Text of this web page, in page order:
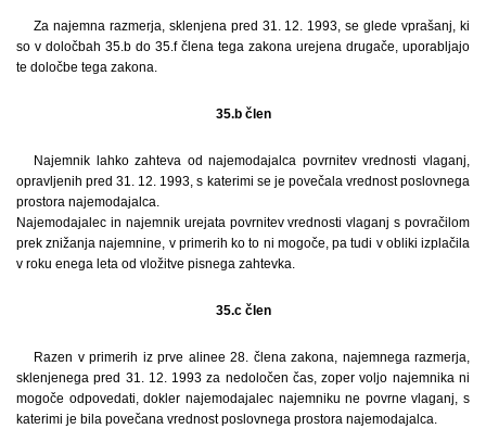
Za najemna razmerja, sklenjena pred 31. 12. 1993, se glede vprašanj, ki
so v določbah 35.b do 35.f člena tega zakona urejena drugače, uporabljajo
te določbe tega zakona.
35.b člen
Najemnik lahko zahteva od najemodajalca povrnitev vrednosti vlaganj,
opravljenih pred 31. 12. 1993, s katerimi se je povečala vrednost poslovnega
prostora najemodajalca.
Najemodajalec in najemnik urejata povrnitev vrednosti vlaganj s povračilom
prek znižanja najemnine, v primerih ko to ni mogoče, pa tudi v obliki izplačila
v roku enega leta od vložitve pisnega zahtevka.
35.c člen
Razen v primerih iz prve alinee 28. člena zakona, najemnega razmerja,
sklenjenega pred 31. 12. 1993 za nedoločen čas, zoper voljo najemnika ni
mogoče odpovedati, dokler najemodajalec najemniku ne povrne vlaganj, s
katerimi je bila povečana vrednost poslovnega prostora najemodajalca.